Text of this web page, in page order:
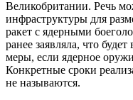
Великобритании. Речь
инфраструктуры для
ракет с ядерными
ранее заявляла, что
меры, если ядерное
Конкретные сроки
не называются.